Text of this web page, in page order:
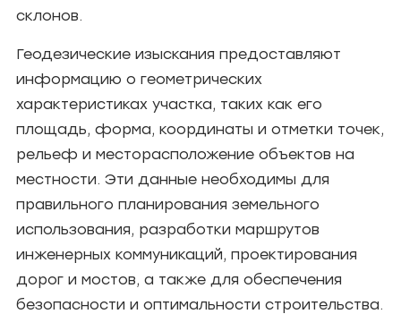
склонов.
Геодезические изыскания предоставляют
информацию о геометрических
характеристиках участка, таких как его
площадь, форма, координаты и отметки точек,
рельеф и месторасположение объектов на
местности. Эти данные необходимы для
правильного планирования земельного
использования, разработки маршрутов
инженерных коммуникаций, проектирования
дорог и мостов, а также для обеспечения
безопасности и оптимальности строительства.